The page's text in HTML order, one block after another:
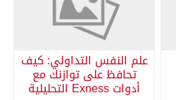
علم النفس التداولي: كيف
تحافظ على توازنك مع
أدوات Exness التحليلية